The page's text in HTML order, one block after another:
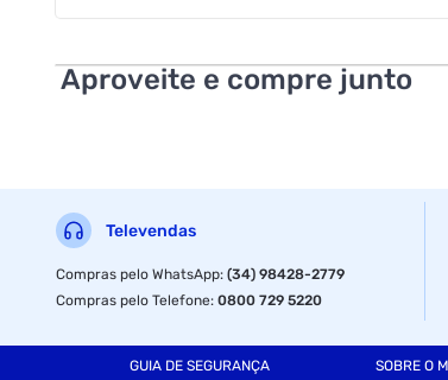
Compatibilidade/ Encaixe: Carrinhos Maestro e
4 vezes mais durável que pneus de câmara de ar
Encaixa nos Carrinhos Maestro e Fisher
Capacidade de resistência de até 150kg
Aproveite e compre junto
Televendas
Compras pelo WhatsApp:(34) 98428-2779
Compras pelo Telefone:0800 729 5220
GUIA DE SEGURANÇA SOBRE O